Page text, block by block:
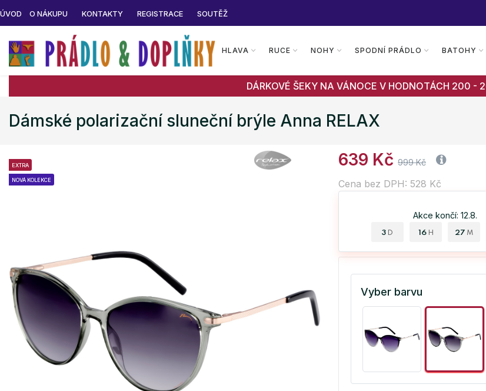
ÚVOD O NÁKUPU KONTAKTY REGISTRACE SOUTĚŽ
HLAVA RUCE NOHY SPODNÍ PRÁDLO BATOHY
DÁRKOVÉ ŠEKY NA VÁNOCE V HODNOTÁCH 200 -
Dámské polarizační sluneční brýle Anna RELAX
EXTRA
NOVÁ KOLEKCE
639 Kč 999 Kč
Cena bez DPH: 528 Kč
Akce končí: 12.8.
3 D 16 H 27 M
Vyber barvu